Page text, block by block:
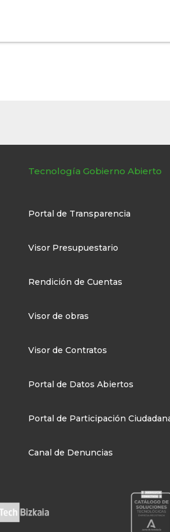
Tecnología Gobierno Abierto
Portal de Transparencia
Visor Presupuestario
Rendición de Cuentas
Visor de obras
Visor de Contratos
Portal de Datos Abiertos
Portal de Participación
Canal de Denuncias